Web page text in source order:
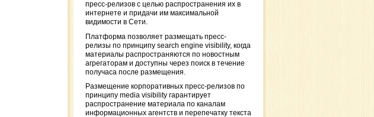
пресс-релизов с целью распространения их в
интернете и придачи им максимальной
видимости в Сети.
Платформа позволяет размещать пресс-
релизы по принципу search engine visibility, когда
материалы распространяются по новостным
агрегаторам и доступны через поиск в течение
получаса после размещения.
Размещение корпоративных пресс-релизов по
принципу media visibility гарантирует
распространение материала по каналам
информационных агентств и перепечатку текста